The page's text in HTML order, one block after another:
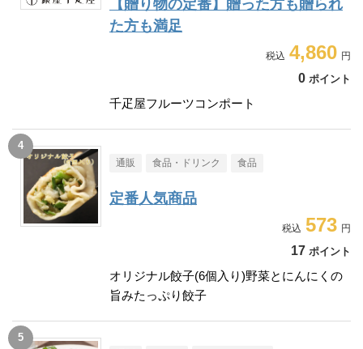
【贈り物の定番】贈った方も贈られ
た方も満足
4,860
0 ポイント
千疋屋フルーツコンポート
通販 食品・ドリンク 食品
定番人気商品
573
17 ポイント
オリジナル餃子(6個入り)野菜とにんにくの
旨みたっぷり餃子